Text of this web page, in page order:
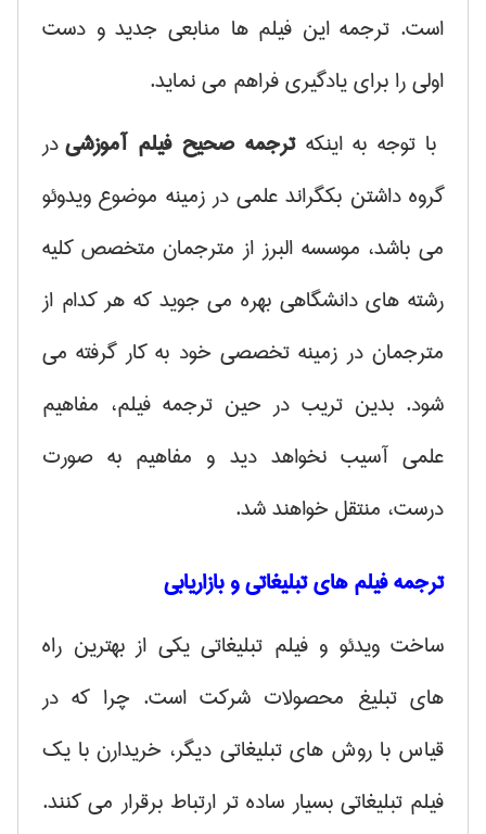
است. ترجمه این فیلم ها منابعی جدید و دست
اولی را برای یادگیری فراهم می نماید.
با توجه به اینکهترجمه صحیح فیلم آموزشیدر
گروه داشتن بکگراند علمی در زمینه موضوع ویدوئو
می باشد، موسسه البرز از مترجمان متخصص کلیه
رشته های دانشگاهی بهره می جوید که هر کدام از
مترجمان در زمینه تخصصی خود به کار گرفته می
شود. بدین تریب در حین ترجمه فیلم، مفاهیم
علمی آسیب نخواهد دید و مفاهیم به صورت
درست، منتقل خواهند شد.
ترجمه فیلم های تبلیغاتی و بازاریابی
ساخت ویدئو و فیلم تبلیغاتی یکی از بهترین راه
های تبلیغ محصولات شرکت است. چرا که در
قیاس با روش های تبلیغاتی دیگر، خریدارن با یک
فیلم تبلیغاتی بسیار ساده تر ارتباط برقرار می کنند.